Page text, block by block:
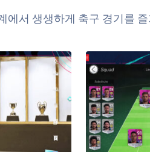
서 생생하게 축구 경기를